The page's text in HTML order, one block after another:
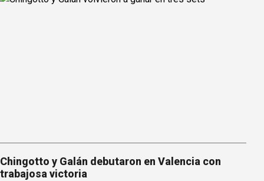
Chingotto y Galán debutaron en Valencia con
trabajosa victoria